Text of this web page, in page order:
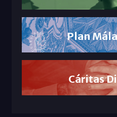
Plan
Cáritas